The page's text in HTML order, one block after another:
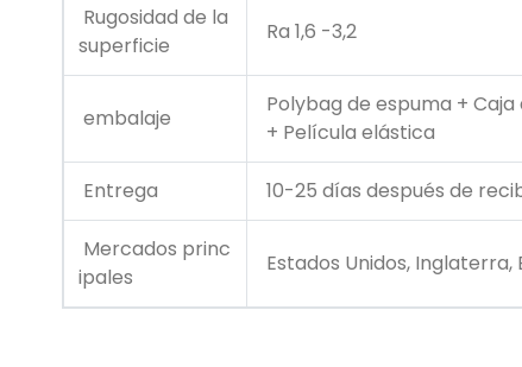
Rugosidad de la
superficie
Ra 1,6 -3,2
embalaje
Polybag de espuma +
+ Película elástica
Entrega 10-25 días después de
Mercados princ
ipales
Estados Unidos, Inglaterra,